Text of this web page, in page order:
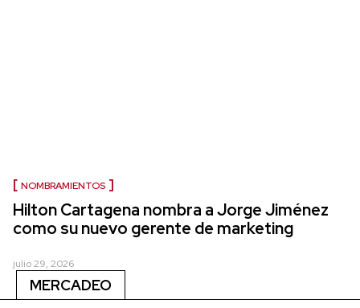
NOMBRAMIENTOS
Hilton Cartagena nombra a Jorge Jiménez
como su nuevo gerente de marketing
julio 29, 2026
MERCADEO